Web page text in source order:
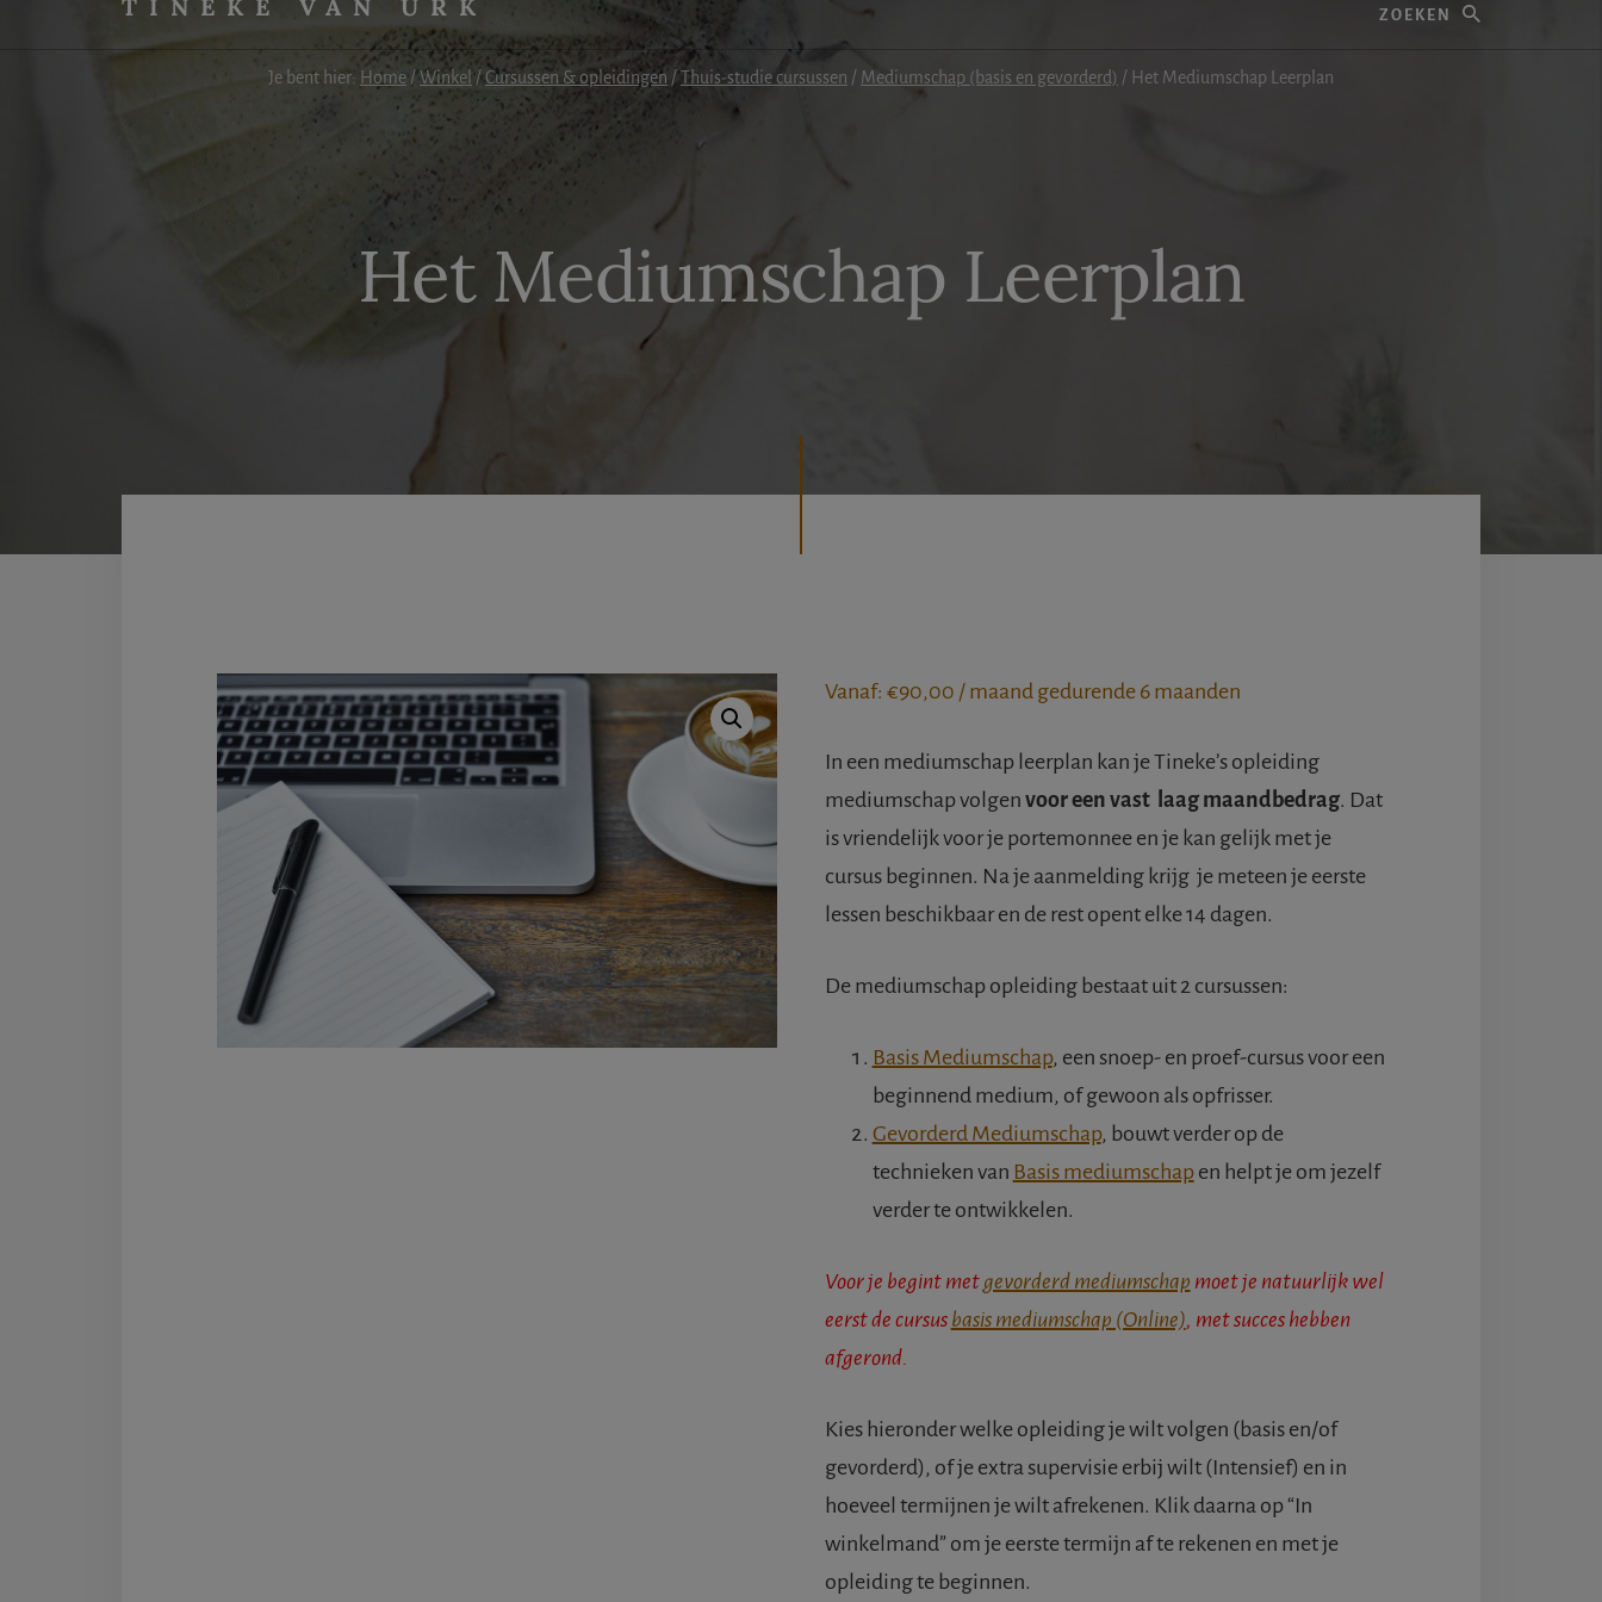
TINEKE VAN URK
Je bent hier: Home /Winkel /Cursussen & opleidingen /Thuis-studie cursussen / Mediumschap (basis en gevorderd) / Het Mediumschap Leerplan
Het Mediumschap Leerplan
Vanaf: €90,00 / maand gedurende 6 maanden
In een mediumschap leerplan kan je Tineke’s opleiding
mediumschap volgen voor een vast laag maandbedrag. Dat
is vriendelijk voor je portemonnee en je kan gelijk met je
cursus beginnen. Na je aanmelding krijg je meteen je eerste
lessen beschikbaar en de rest opent elke 14 dagen.
De mediumschap opleiding bestaat uit 2 cursussen:
Basis Mediumschap, een snoep- en proef-cursus voor een
beginnend medium, of gewoon als opfrisser.
Gevorderd Mediumschap, bouwt verder op de
technieken van Basis mediumschapen helpt je om jezelf
verder te ontwikkelen.
Voor je begint met gevorderd mediumschap moet je natuurlijk wel
eerst de cursus basis mediumschap (Online), met succes hebben
afgerond.
Kies hieronder welke opleiding je wilt volgen (basis en/of
gevorderd), of je extra supervisie erbij wilt (Intensief) en in
hoeveel termijnen je wilt afrekenen. Klik daarna op “In
winkelmand” om je eerste termijn af te rekenen en met je
opleiding te beginnen.